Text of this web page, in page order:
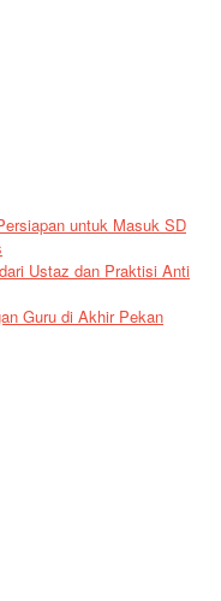
untuk Masuk SD
Ustaz dan Praktisi Anti
Guru di Akhir Pekan